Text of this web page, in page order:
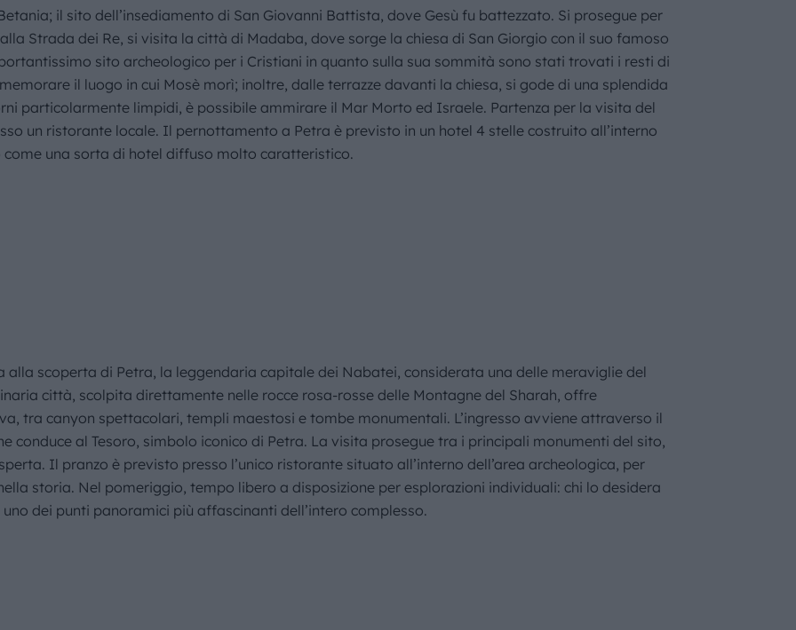
il sito dell’insediamento di San Giovanni Battista, dove Gesù fu battezzato. Si prosegue per
Strada dei Re, si visita la città di Madaba, dove sorge la chiesa di San Giorgio con il suo famoso
sito archeologico per i Cristiani in quanto sulla sua sommità sono stati trovati i resti di
il luogo in cui Mosè morì; inoltre, dalle terrazze davanti la chiesa, si gode di una splendida
particolarmente limpidi, è possibile ammirare il Mar Morto ed Israele. Partenza per la visita del
un ristorante locale. Il pernottamento a Petra è previsto in un hotel 4 stelle costruito all’interno
una sorta di hotel diffuso molto caratteristico.
scoperta di Petra, la leggendaria capitale dei Nabatei, considerata una delle meraviglie del
città, scolpita direttamente nelle rocce rosa-rosse delle Montagne del Sharah, offre
tra canyon spettacolari, templi maestosi e tombe monumentali. L’ingresso avviene attraverso il
conduce al Tesoro, simbolo iconico di Petra. La visita prosegue tra i principali monumenti del sito,
Il pranzo è previsto presso l’unico ristorante situato all’interno dell’area archeologica, per
storia. Nel pomeriggio, tempo libero a disposizione per esplorazioni individuali: chi lo desidera
dei punti panoramici più affascinanti dell’intero complesso.